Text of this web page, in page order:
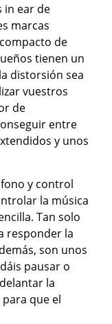
in ear de
marcas
de
tienen un
distorsión sea
vuestros
de
entre
y unos
y control
la música
Tan solo
responder la
son unos
pausar o
la
que el